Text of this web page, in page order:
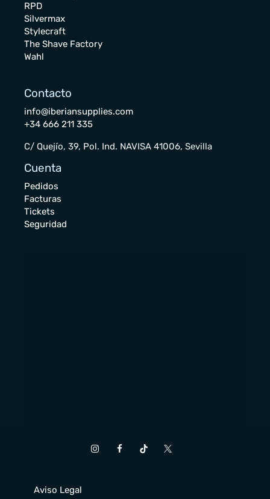
RPD
Silvermax
Stylecraft
The Shave Factory
Wahl
Contacto
info@iberiansupplies.com
+34 666 211 335
C/ Quejío, 39, Pol. Ind. NAVISA 41006, Sevilla
Cuenta
Pedidos
Facturas
Tickets
Seguridad
Aviso Legal